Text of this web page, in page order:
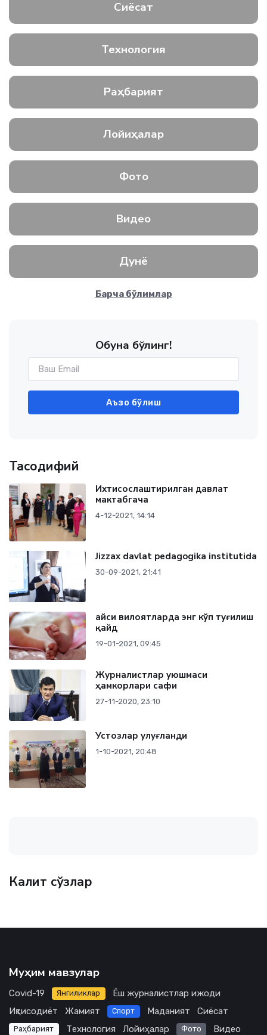
Сиёсат
Технология
Раҳбарият
Лойиҳалар
Фото
Видео
Дунё
Барча бўлимлар
Обуна бўлинг!
Аъзо бўлиш
Тасодифий
Ихтисослаштирилган давлат
мактабгача
4-12-2021, 14:14
Jizzax davlat pedagogika institutida
30-09-2021, 21:41
Қайси вилоятларда энг кўп туғилиш
қайд
19-01-2021, 09:45
Журналистлар уюшмаси
ҳамкорлари сафи
27-11-2020, 23:10
Устозлар улуғланди
1-10-2021, 20:48
Калит сўзлар
Муҳим мавзулар
Covid-19 Янгиликлар
Ёш журналистлар ижоди
Иқтисодиёт
Жамият Спорт Маданият Сиёсат
Раҳбарият Технология Лойиҳалар Фото
Видео